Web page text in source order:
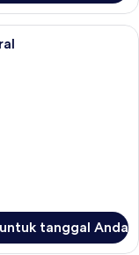
Deluxe Pool Villa -
tanggal Anda